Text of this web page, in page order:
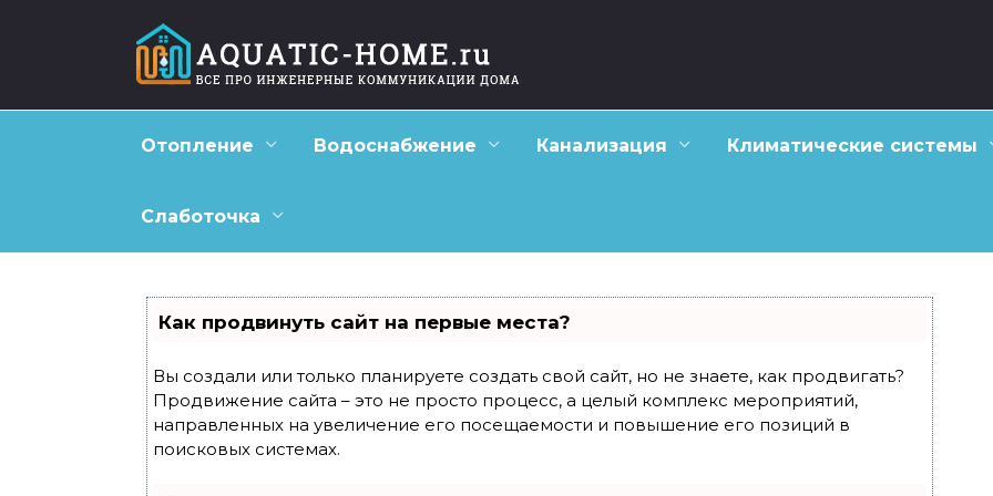
Отопление Водоснабжение Канализация Климатические системы
Слаботочка
Как продвинуть сайт на первые места?
Вы создали или только планируете создать свой сайт, но не знаете, как продвигать?
Продвижение сайта – это не просто процесс, а целый комплекс мероприятий,
направленных на увеличение его посещаемости и повышение его позиций в
поисковых системах.